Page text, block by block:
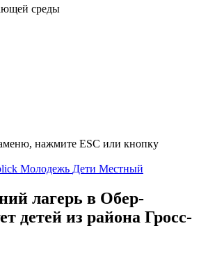
среды
нажмите ESC или кнопку
Молодежь Дети Местный
лагерь в Обер-
детей из района Гросс-